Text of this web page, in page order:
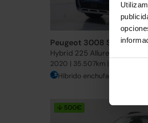
Peugeot 3008 SUV
Hybrid 225 Allure e-EAT8
2020 | 35.507km | 224CV |
Híbrido enchufable
↓ 500€